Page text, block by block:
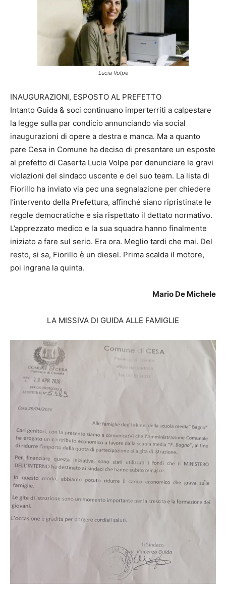
Lucia Volpe
INAUGURAZIONI, ESPOSTO AL PREFETTO
Intanto Guida & soci continuano imperterriti a calpestare
la legge sulla par condicio annunciando via social
inaugurazioni di opere a destra e manca. Ma a quanto
pare Cesa in Comune ha deciso di presentare un esposte
al prefetto di Caserta Lucia Volpe per denunciare le gravi
violazioni del sindaco uscente e del suo team. La lista di
Fiorillo ha inviato via pec una segnalazione per chiedere
l’intervento della Prefettura, affinché siano ripristinate le
regole democratiche e sia rispettato il dettato normativo.
L’apprezzato medico e la sua squadra hanno finalmente
iniziato a fare sul serio. Era ora. Meglio tardi che mai. Del
resto, si sa, Fiorillo è un diesel. Prima scalda il motore,
poi ingrana la quinta.
Mario De Michele
LA MISSIVA DI GUIDA ALLE FAMIGLIE